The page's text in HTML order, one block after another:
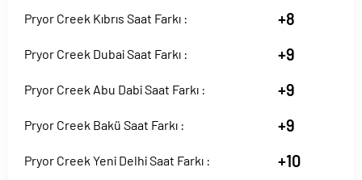
Pryor Creek Kıbrıs Saat Farkı : +8
Pryor Creek Dubai Saat Farkı : +9
Pryor Creek Abu Dabi Saat Farkı : +9
Pryor Creek Bakü Saat Farkı : +9
Pryor Creek Yeni Delhi Saat Farkı : +10